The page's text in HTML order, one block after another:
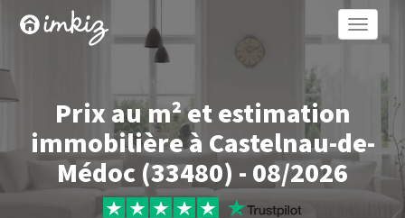
Toggle
Prix au m² et estimation
immobilière à Castelnau-de-
Médoc (33480) - 08/2026